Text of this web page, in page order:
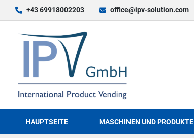
+43 69918002203 office@ipv-solution.com
HAUPTSEITE MASCHINEN UND PRODUKTE